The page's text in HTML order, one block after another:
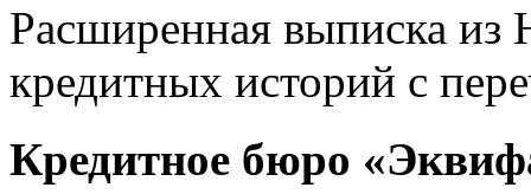
Расширенная выписка из
кредитных историй с
Кредитное бюро